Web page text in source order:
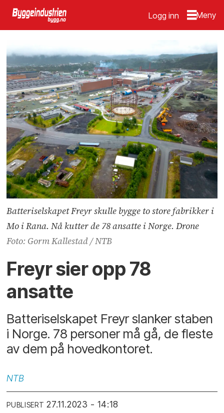
Logg inn
Batteriselskapet Freyr skulle bygge to store fabrikker i
Mo i Rana. Nå kutter de 78 ansatte i Norge. Drone
Foto: Gorm Kallestad / NTB
Freyr sier opp 78
ansatte
Batteriselskapet Freyr slanker staben
i Norge. 78 personer må gå, de fleste
av dem på hovedkontoret.
NTB
PUBLISERT 27.11.2023 - 14:18